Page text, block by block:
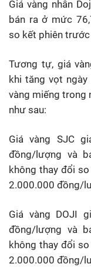
Giá vàng nhẫn
bán ra ở mức
so kết phiên trước
Tương tự, giá
khi tăng vọt
vàng miếng trong
như sau:
Giá vàng SJC
đồng/lượng và
không thay đổi
2.000.000 đồng/
Giá vàng DOJI
đồng/lượng và
không thay đổi
2.000.000 đồng/